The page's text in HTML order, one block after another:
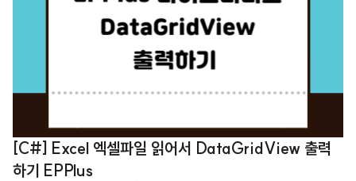
[C#] Excel 엑셀파일 읽어서 DataGridView 출력
하기 EPPlus